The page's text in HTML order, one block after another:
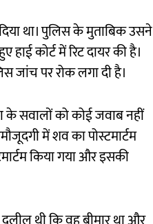
था। पुलिस के मुताबिक उसने
कोर्ट में रिट दायर की है।
जांच पर रोक लगा दी है।
के सवालों को कोई जवाब नहीं
में शव का पोस्टमार्टम
किया गया और इसकी